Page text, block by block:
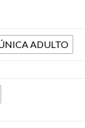
ADULTO